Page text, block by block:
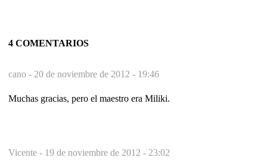
4 COMENTARIOS
cano - 20 de noviembre de 2012 - 19:46
Muchas gracias, pero el maestro era Miliki.
Vicente - 19 de noviembre de 2012 - 23:02